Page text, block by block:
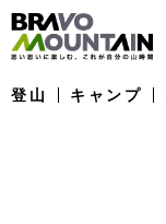
登山 キャンプ